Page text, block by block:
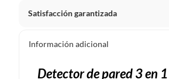
Satisfacción garantizada
pueden devolver ni cambiar.
Información adicional
Detector de pared 3 en